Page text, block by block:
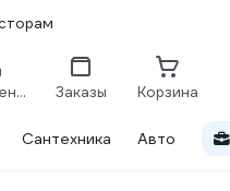
Сравнение Заказы Корзина
Сантехника Авто